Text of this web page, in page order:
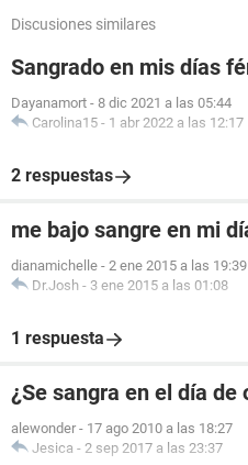
Discusiones similares
Sangrado en mis días
Dayanamort - 8 dic 2021 a las 05:44
Carolina15 - 1 abr 2022 a las 12:17
2 respuestas
me bajo sangre en mi
dianamichelle - 2 ene 2015 a las 19:39
Dr.Josh - 3 ene 2015 a las 01:08
1 respuesta
¿Se sangra en el día de
alewonder - 17 ago 2010 a las 18:27
Jesica - 2 sep 2017 a las 23:37